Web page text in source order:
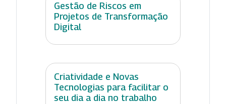
Gestão de Riscos em
Projetos de Transformação
Digital
Criatividade e Novas
Tecnologias para facilitar o
seu dia a dia no trabalho